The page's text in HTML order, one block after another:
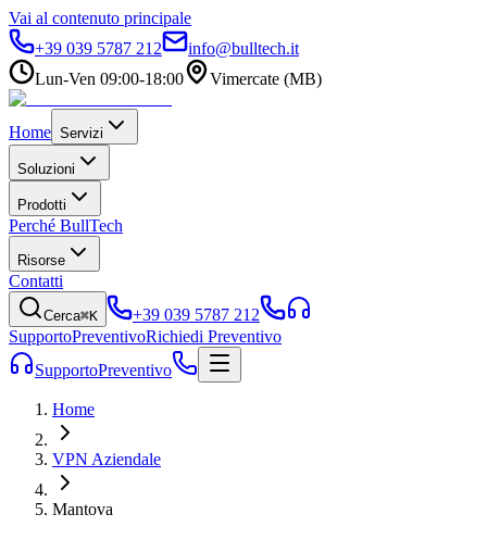
Vai al contenuto principale
+39 039 5787 212
info@bulltech.it
Lun-Ven 09:00-18:00
Vimercate (MB)
Home Servizi
Soluzioni
Prodotti
Perché BullTech
Risorse
Contatti
Cerca⌘K
+39 039 5787 212
SupportoPreventivoRichiedi Preventivo
SupportoPreventivo
Home
VPN Aziendale
Mantova